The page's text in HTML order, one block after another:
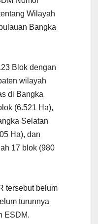
Wilayah
Bangka
Blok dengan
wilayah
di Bangka
(6.521 Ha),
Selatan
Ha), dan
17 blok (980
tersebut belum
turunnya
ESDM.